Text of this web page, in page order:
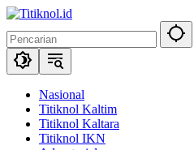
Langsung
konten
Nasional
Titiknol Kaltim
Titiknol Kaltara
Titiknol IKN